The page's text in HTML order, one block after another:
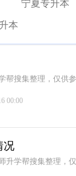
宁夏专升本
本
搜集整理，仅供参
00:00
况
学帮搜集整理，仅